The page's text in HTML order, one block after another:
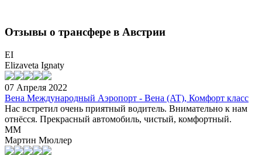
Отзывы о трансфере в Австрии
EI
Elizaveta Ignaty
07 Апреля 2022
Вена Международный Аэропорт - Вена (AT), Комфорт класс
Нас встретил очень приятный водитель. Внимательно к нам
отнёсся. Прекрасный автомобиль, чистый, комфортный.
ММ
Мартин Мюллер